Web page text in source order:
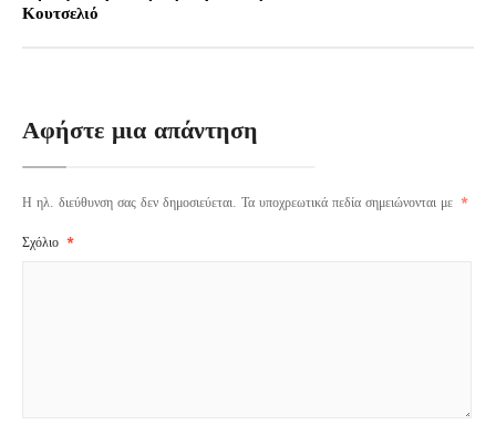
Κουτσελιό
Αφήστε μια απάντηση
Η ηλ. διεύθυνση σας δεν δημοσιεύεται. Τα υποχρεωτικά πεδία σημειώνονται με *
Σχόλιο *